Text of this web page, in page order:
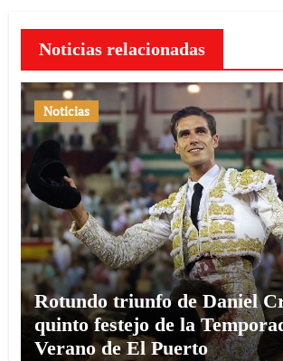
Noticias relacionadas
Noticias
Rotundo triunfo de Daniel
quinto festejo de la
Verano de El Puerto